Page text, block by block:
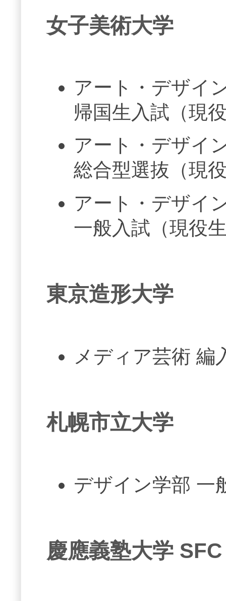
女子美術大学
アート・デザイ
帰国生入試（現
アート・デザイ
総合型選抜（現
アート・デザイ
一般入試（現役
東京造形大学
メディア芸術 編
札幌市立大学
デザイン学部 一
慶應義塾大学